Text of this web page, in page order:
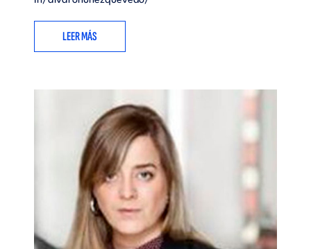
LEER MÁS